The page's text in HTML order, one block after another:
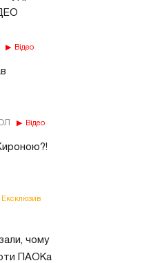
Відео
Відео
Ексклюзив
чому
ПАОКа